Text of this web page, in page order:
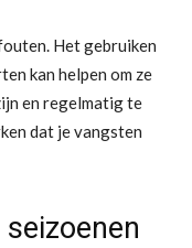
Het gebruiken
kan helpen om ze
en regelmatig te
dat je vangsten